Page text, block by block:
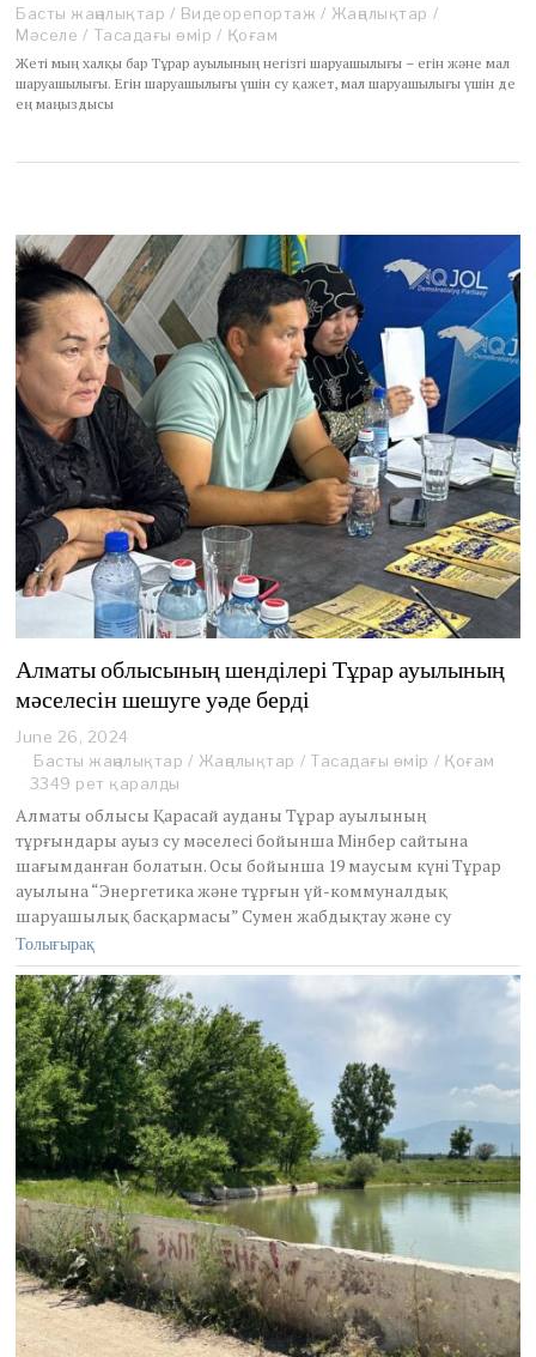
,
0
Басты жаңалықтар / Видеорепортаж / Жаңалықтар /
Мәселе / Тасадағы өмір / Қоғам
Жеті мың халқы бар Тұрар ауылының негізгі шаруашылығы – егін және мал
шаруашылығы. Егін шаруашылығы үшін су қажет, мал шаруашылығы үшін де
ең маңыздысы
Алматы облысының шенділері Тұрар ауылының
мәселесін шешуге уәде берді
June 26, 2024
u
n
2
6
,
2
0
2
Басты жаңалықтар / Жаңалықтар / Тасадағы өмір / Қоғам
3349 рет қаралды
Алматы облысы Қарасай ауданы Тұрар ауылының
тұрғындары ауыз су мәселесі бойынша Мінбер сайтына
шағымданған болатын. Осы бойынша 19 маусым күні Тұрар
ауылына “Энергетика және тұрғын үй-коммуналдық
шаруашылық басқармасы” Сумен жабдықтау және су
Толығырақ